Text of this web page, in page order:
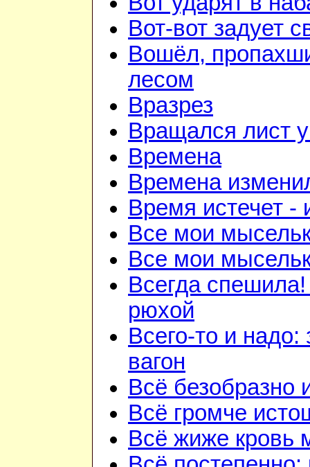
Вот-вот задует
Вошёл,
лесом
Вразрез
Вращался лист
Времена
Времена
Время истечет -
Все мои
Все мои
Всегда
рюхой
Всего-то и надо:
вагон
Всё безобразно
Всё громче
Всё жиже кровь